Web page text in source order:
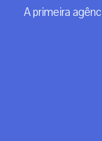
A primeira